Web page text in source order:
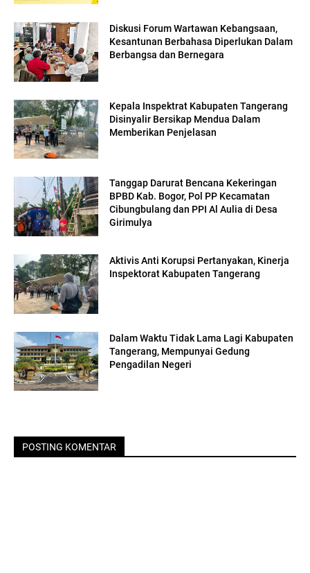
Diskusi Forum Wartawan Kebangsaan,
Kesantunan Berbahasa Diperlukan Dalam
Berbangsa dan Bernegara
Kepala Inspektrat Kabupaten Tangerang
Disinyalir Bersikap Mendua Dalam
Memberikan Penjelasan
Tanggap Darurat Bencana Kekeringan
BPBD Kab. Bogor, Pol PP Kecamatan
Cibungbulang dan PPI Al Aulia di Desa
Girimulya
Aktivis Anti Korupsi Pertanyakan, Kinerja
Inspektorat Kabupaten Tangerang
Dalam Waktu Tidak Lama Lagi Kabupaten
Tangerang, Mempunyai Gedung
Pengadilan Negeri
POSTING KOMENTAR